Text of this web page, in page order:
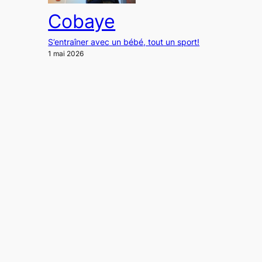
Cobaye
S’entraîner avec un bébé, tout un sport!
1 mai 2026